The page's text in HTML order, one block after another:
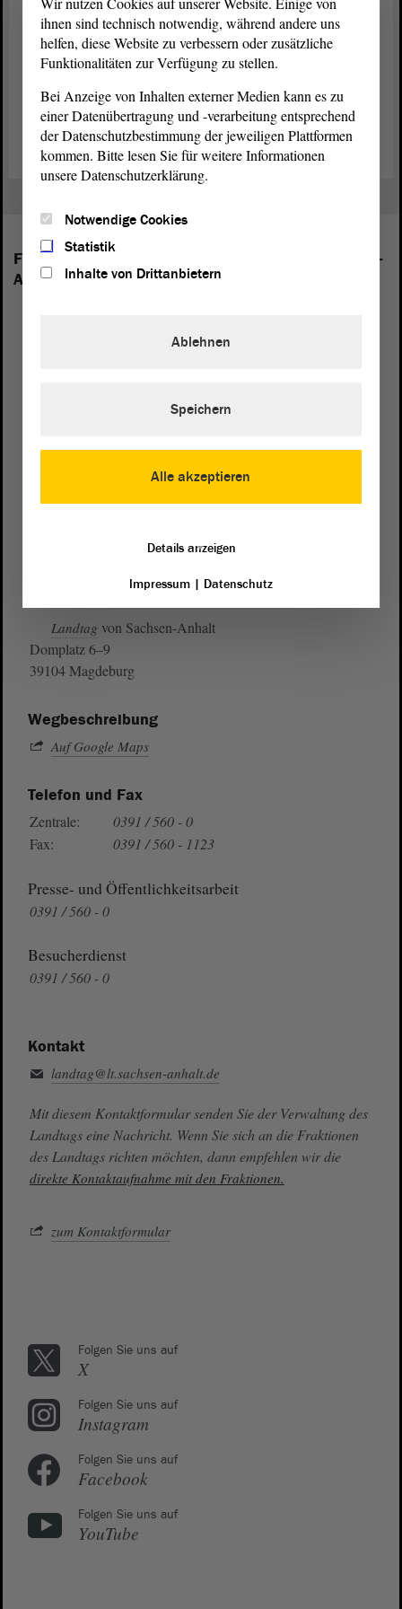
Zurück zur Landtagssitzung
Folgende Fraktionen sind im Landtag von Sachsen-
Anhalt vertreten:
Landtag von Sachsen-Anhalt
Domplatz 6–9
39104 Magdeburg
Wegbeschreibung
Auf Google Maps
Telefon und Fax
Zentrale:
0391 / 560 - 0
Fax:
0391 / 560 - 1123
Presse- und Öffentlichkeitsarbeit
0391 / 560 - 0
Besucherdienst
0391 / 560 - 0
Kontakt
landtag@lt.sachsen-anhalt.de
Mit diesem Kontaktformular senden Sie der Verwaltung des
Landtags eine Nachricht. Wenn Sie sich an die Fraktionen
des Landtags richten möchten, dann empfehlen wir die
direkte Kontaktaufnahme mit den Fraktionen.
zum Kontaktformular
Folgen Sie uns auf
X
Folgen Sie uns auf
Instagram
Folgen Sie uns auf
Facebook
Folgen Sie uns auf
YouTube
ihnen sind technisch notwendig, während andere uns
helfen, diese Website zu verbessern oder zusätzliche
Funktionalitäten zur Verfügung zu stellen.
Bei Anzeige von Inhalten externer Medien kann es zu
einer Datenübertragung und -verarbeitung entsprechend
der Datenschutzbestimmung der jeweiligen Plattformen
kommen. Bitte lesen Sie für weitere Informationen
unsere Datenschutzerklärung.
Notwendige Cookies
Statistik
Inhalte von Drittanbietern
Alle akzeptieren
Ablehnen
Speichern
Details anzeigen
Impressum| Datenschutz